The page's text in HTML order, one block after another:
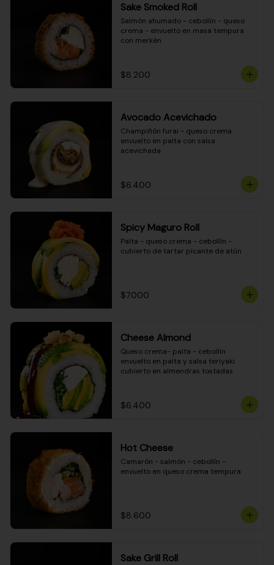
Sake Smoked Roll
Salmón ahumado - cebollín - queso
crema - envuelto en masa tempura
con merkén
$8.200
Avocado Acevichado
Champiñón furai - queso crema
envuelto en palta con salsa
acevichada
$6.400
Spicy Maguro Roll
Palta - queso crema - cebollín -
cubierto de tartar picante de atún
$7.000
Cheese Almond
Queso crema- palta - cebollín
envuelto en palta y salsa teriyaki
cubierto en almendras tostadas
$6.400
Hot Cheese
Camarón - salmón - cebollín -
envuelto en queso crema tempura
$8.600
Sake Grill Roll